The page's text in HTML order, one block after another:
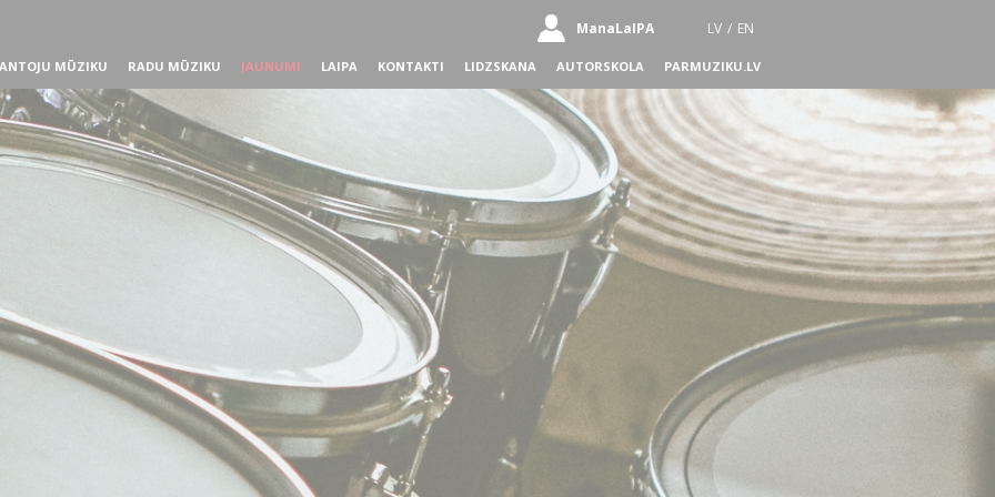
ManaLaIPA LV / EN
MŪZIKU RADU MŪZIKU JAUNUMI LAIPA KONTAKTI LIDZSKANA AUTORSKOLA PARMUZIKU.LV